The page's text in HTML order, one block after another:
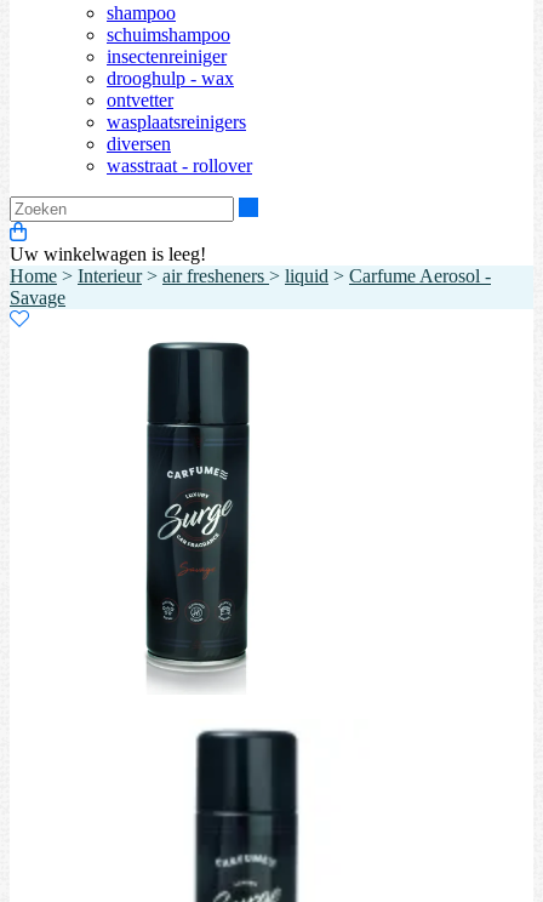
shampoo
schuimshampoo
insectenreiniger
drooghulp - wax
ontvetter
wasplaatsreinigers
diversen
wasstraat - rollover
Uw winkelwagen is leeg!
Home > Interieur> air fresheners > liquid > Carfume Aerosol -
Savage